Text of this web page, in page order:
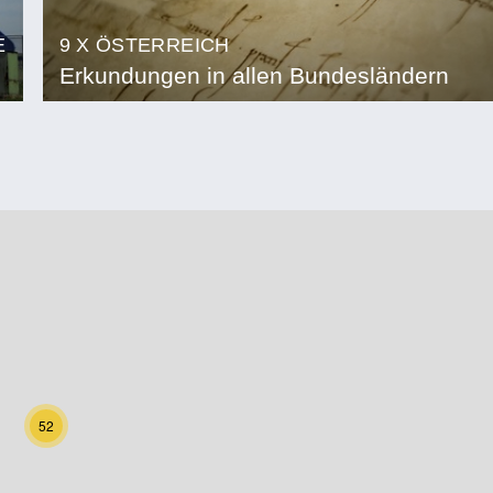
9 X ÖSTERREICH
Erkundungen in allen Bundesländern
52